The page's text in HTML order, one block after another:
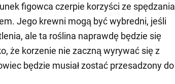
figowca czerpie korzyści ze spędzania
Jego krewni mogą być wybredni, jeśli
ale ta roślina naprawdę będzie się
że korzenie nie zaczną wyrywać się z
będzie musiał zostać przesadzony do